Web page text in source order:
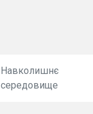
Навколишнє
середовище